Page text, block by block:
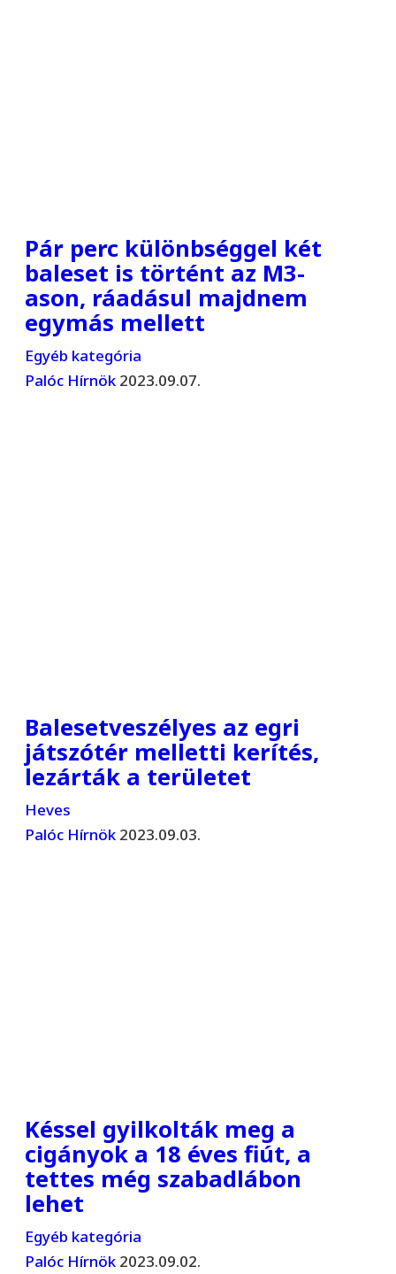
Pár perc különbséggel két
baleset is történt az M3-
ason, ráadásul majdnem
egymás mellett
Egyéb kategória
Palóc Hírnök 2023.09.07.
Balesetveszélyes az egri
játszótér melletti kerítés,
lezárták a területet
Heves
Palóc Hírnök 2023.09.03.
Késsel gyilkolták meg a
cigányok a 18 éves fiút, a
tettes még szabadlábon
lehet
Egyéb kategória
Palóc Hírnök 2023.09.02.